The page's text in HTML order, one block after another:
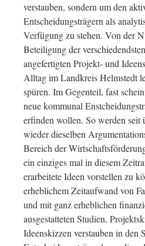
verstauben, sondern um den
Entscheidungsträgern als
Verfügung zu stehen. Von der
Beteiligung der
angefertigten Projekt- und
Alltag im Landkreis Helmstedt
spüren. Im Gegenteil, fast
neue kommunal
erfinden wollen. So werden seit
wieder dieselben
Bereich der
ein einziges mal in diesem
erarbeitete Ideen vorstellen zu
erheblichem Zeitaufwand von
und mit ganz erheblichen
ausgestatteten Studien,
Ideenskizzen verstauben in den